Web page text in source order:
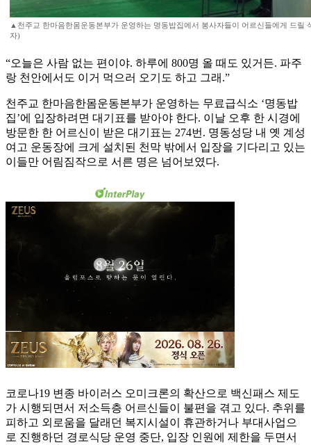
▲천주교 한마음한몸운동본부가 운영하는 명동밥집에서 봉사자들이 어르신들에게 드릴
자)
“오늘은 사람 없는 편이야. 하루에 800명 올 때도 있거든. 파주
랑 천안에서도 이거 먹으러 오기도 하고 그래.”
천주교 한마음한몸운동본부가 운영하는 무료급식소 ‘명동밥
집’에 입장하려면 대기표를 받아야 한다. 이날 오후 한 시경에
방문한 한 어르신이 받은 대기표는 274번. 명동성당 내 옛 계성
여고 운동장에 크게 설치된 천막 밖에서 입장을 기다리고 있는
이들만 어림짐작으로 서른 명은 넘어보였다.
코로나19 변종 바이러스 오미크론의 확산으로 백신패스 제도
가 시행되면서 저소득층 어르신들이 불편을 겪고 있다. 추위를
피하고 외로움을 달래던 복지시설이 휴관하거나 부대사업으
로 진행하던 경로식당 운영 중단, 입장 인원에 제한을 두면서